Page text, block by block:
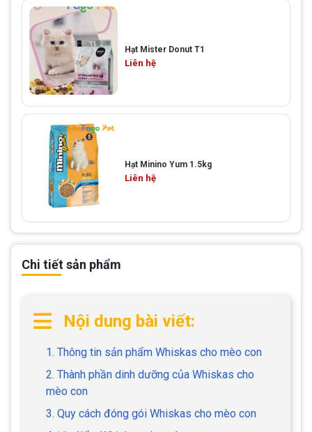
Chi tiết sản phẩm
Nội dung bài viết:
1. Thông tin sản phẩm Whiskas cho mèo con
2. Thành phần dinh dưỡng của Whiskas cho
mèo con
3. Quy cách đóng gói Whiskas cho mèo con
Hạt Mister Donut T1
Liên hệ
Hạt Minino Yum 1.5kg
Liên hệ